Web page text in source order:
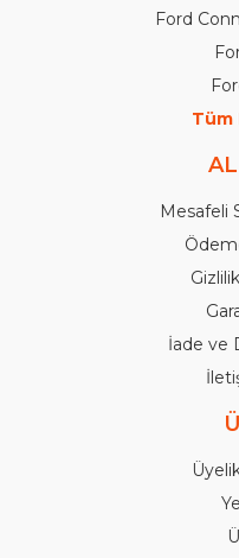
Ford
Tüm
Mesafeli
İade ve